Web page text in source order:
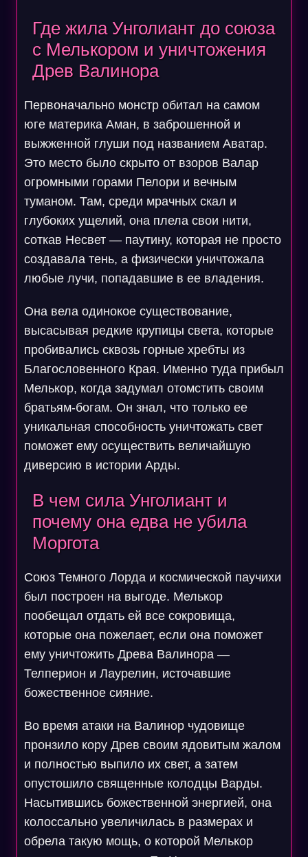
Где жила Унголиант до союза
с Мелькором и уничтожения
Древ Валинора
Первоначально монстр обитал на самом
юге материка Аман, в заброшенной и
выжженной глуши под названием Аватар.
Это место было скрыто от взоров Валар
огромными горами Пелори и вечным
туманом. Там, среди мрачных скал и
глубоких ущелий, она плела свои нити,
соткав Несвет — паутину, которая не просто
создавала тень, а физически уничтожала
любые лучи, попадавшие в ее владения.
Она вела одинокое существование,
высасывая редкие крупицы света, которые
пробивались сквозь горные хребты из
Благословенного Края. Именно туда прибыл
Мелькор, когда задумал отомстить своим
братьям-богам. Он знал, что только ее
уникальная способность уничтожать свет
поможет ему осуществить величайшую
диверсию в истории Арды.
В чем сила Унголиант и
почему она едва не убила
Моргота
Союз Темного Лорда и космической паучихи
был построен на выгоде. Мелькор
пообещал отдать ей все сокровища,
которые она пожелает, если она поможет
ему уничтожить Древа Валинора —
Телперион и Лаурелин, источавшие
божественное сияние.
Во время атаки на Валинор чудовище
пронзило кору Древ своим ядовитым жалом
и полностью выпило их свет, а затем
опустошило священные колодцы Варды.
Насытившись божественной энергией, она
колоссально увеличилась в размерах и
обрела такую мощь, о которой Мелькор